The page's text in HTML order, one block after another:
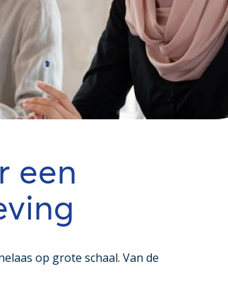
een
op grote schaal. Van de